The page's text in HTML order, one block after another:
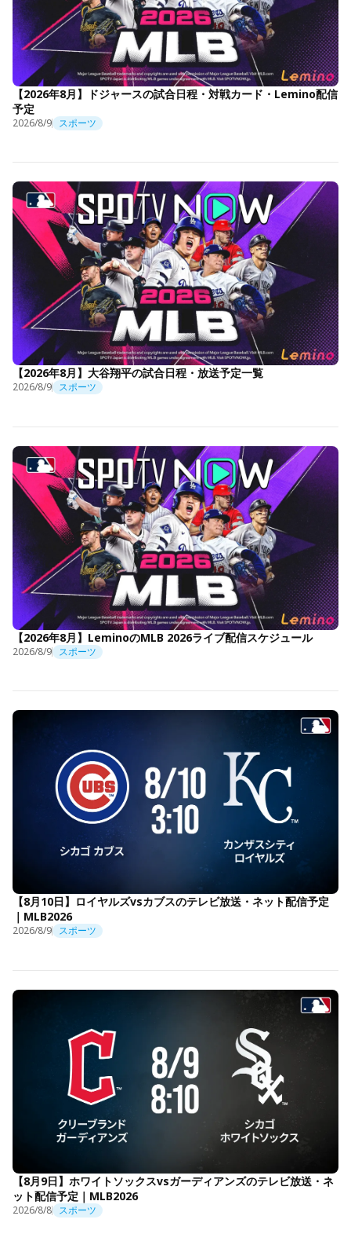
【2026年8月】ドジャースの試合日程・対戦カード・Lemino配信
予定
2026/8/9 スポーツ
【2026年8月】大谷翔平の試合日程・放送予定一覧
2026/8/9 スポーツ
【2026年8月】LeminoのMLB 2026ライブ配信スケジュール
2026/8/9 スポーツ
【8月10日】ロイヤルズvsカブスのテレビ放送・ネット配信予定
｜MLB2026
2026/8/9 スポーツ
【8月9日】ホワイトソックスvsガーディアンズのテレビ放送・ネ
ット配信予定｜MLB2026
2026/8/8 スポーツ